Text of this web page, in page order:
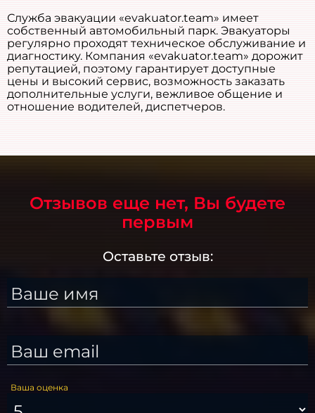
Служба эвакуации «evakuator.team» имеет
собственный автомобильный парк. Эвакуаторы
регулярно проходят техническое обслуживание и
диагностику. Компания «evakuator.team» дорожит
репутацией, поэтому гарантирует доступные
цены и высокий сервис, возможность заказать
дополнительные услуги, вежливое общение и
отношение водителей, диспетчеров.
Отзывов еще нет, Вы будете
первым
Оставьте отзыв:
Ваше имя
Ваш email
Ваша оценка